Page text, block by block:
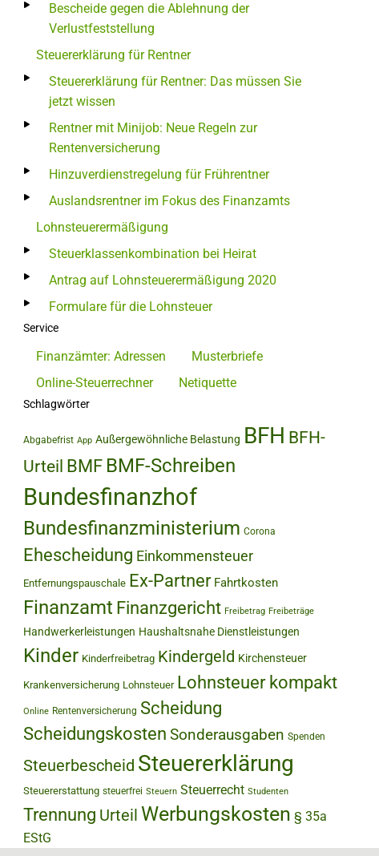
Bescheide gegen die Ablehnung der
Verlustfeststellung
Steuererklärung für Rentner
Steuererklärung für Rentner: Das müssen Sie
jetzt wissen
Rentner mit Minijob: Neue Regeln zur
Rentenversicherung
Hinzuverdienstregelung für Frührentner
Auslandsrentner im Fokus des Finanzamts
Lohnsteuerermäßigung
Steuerklassenkombination bei Heirat
Antrag auf Lohnsteuerermäßigung 2020
Formulare für die Lohnsteuer
Service
Finanzämter: Adressen
Musterbriefe
Online-Steuerrechner
Netiquette
Schlagwörter
Abgabefrist App Außergewöhnliche Belastung BFH BFH-
Urteil BMF BMF-Schreiben
Bundesfinanzhof
Bundesfinanzministerium Corona
Ehescheidung Einkommensteuer
Entfernungspauschale Ex-Partner Fahrtkosten
Finanzamt Finanzgericht Freibetrag Freibeträge
Handwerkerleistungen Haushaltsnahe Dienstleistungen
Kinder Kinderfreibetrag Kindergeld Kirchensteuer
Krankenversicherung Lohnsteuer Lohnsteuer kompakt
Online Rentenversicherung Scheidung
Scheidungskosten Sonderausgaben Spenden
Steuerbescheid Steuererklärung
Steuererstattung steuerfrei Steuern Steuerrecht Studenten
Trennung Urteil Werbungskosten § 35a
EStG